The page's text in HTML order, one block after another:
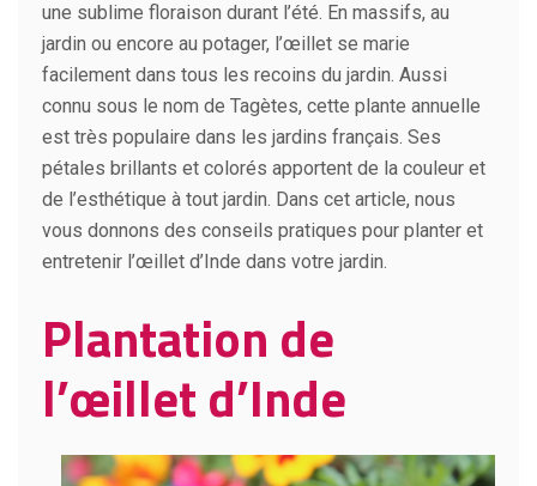
une sublime floraison durant l’été. En massifs, au
jardin ou encore au potager, l’œillet se marie
facilement dans tous les recoins du jardin. Aussi
connu sous le nom de Tagètes, cette plante annuelle
est très populaire dans les jardins français. Ses
pétales brillants et colorés apportent de la couleur et
de l’esthétique à tout jardin. Dans cet article, nous
vous donnons des conseils pratiques pour planter et
entretenir l’œillet d’Inde dans votre jardin.
Plantation de
l’œillet d’Inde